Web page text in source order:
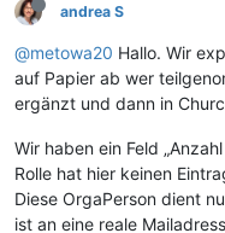
andrea S
@metowa20 Hallo. Wir
auf Papier ab wer
ergänzt und dann in
Wir haben ein Feld
Rolle hat hier keinen
Diese OrgaPerson dient
ist an eine reale